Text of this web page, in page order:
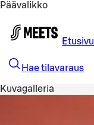
Päävalikko
Etusivu
Hae tilavaraus
Kuvagalleria